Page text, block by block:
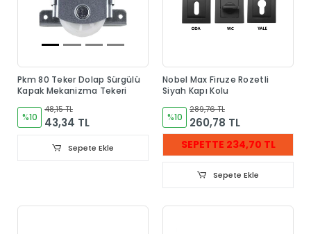
Pkm 80 Teker Dolap Sürgülü
Kapak Mekanizma Tekeri
%10
48,15 TL
43,34 TL
Sepete Ekle
Nobel Max Firuze Rozetli
Siyah Kapı Kolu
%10
289,76 TL
260,78 TL
SEPETTE 234,70 TL
Sepete Ekle